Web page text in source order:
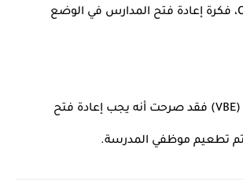
تطعيم موظفي المدرسة.